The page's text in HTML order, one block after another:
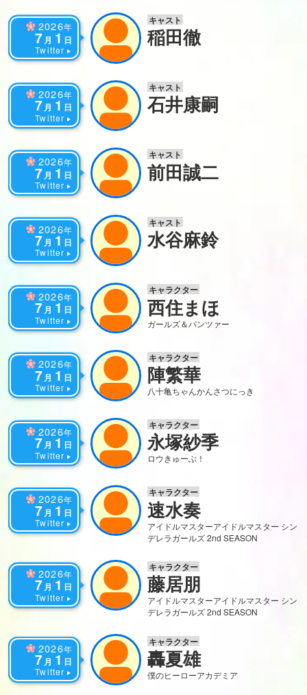
2026年
7月 1 日
Twitter
キャスト
稲田徹
2026年
7月 1 日
Twitter
キャスト
石井康嗣
2026年
7 月 1 日
Twitter
キャスト
前田誠二
2026年
7月 1 日
Twitter
キャスト
水谷麻鈴
2026年
7月 1 日
Twitter
キャラクター
西住まほ
ガールズ＆パンツァー
2026年
7月 1 日
Twitter
キャラクター
陣繁華
八十亀ちゃんかんさつにっき
2026年
7月 1 日
Twitter
キャラクター
永塚紗季
ロウきゅーぶ！
2026年
7 月 1 日
Twitter
キャラクター
速水奏
アイドルマスターアイドルマスター シン
デレラガールズ 2nd SEASON
2026年
7月 1 日
Twitter
キャラクター
藤居朋
アイドルマスターアイドルマスター シン
デレラガールズ 2nd SEASON
2026年
7月 1 日
Twitter
キャラクター
轟夏雄
僕のヒーローアカデミア